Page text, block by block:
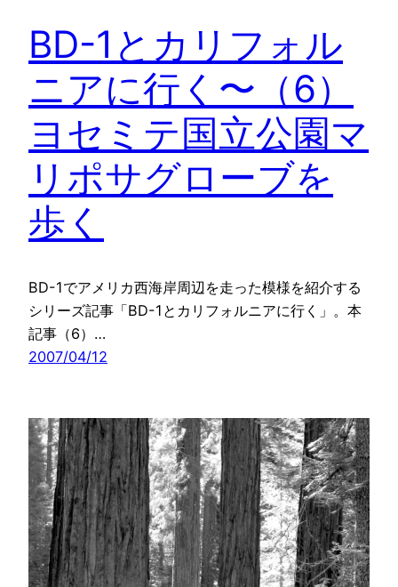
BD-1とカリフォル
ニアに行く〜（6）
ヨセミテ国立公園マ
リポサグローブを
歩く
BD-1でアメリカ西海岸周辺を走った模様を紹介する
シリーズ記事「BD-1とカリフォルニアに行く」。本
記事（6）…
2007/04/12